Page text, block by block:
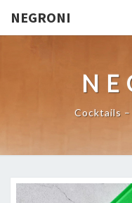
NEGRONI
Cocktails